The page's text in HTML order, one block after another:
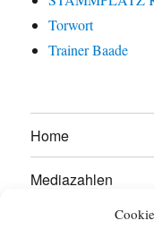
Torwort
Trainer Baade
Home
Mediazahlen
Werben Sie hier!